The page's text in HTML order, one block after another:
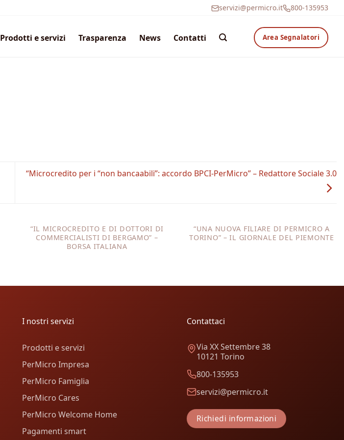
servizi@permicro.it 800-135953
Prodotti e servizi Trasparenza News Contatti Area Segnalatori
“Microcredito per i “non bancaabili”: accordo BPCI-PerMicro” – Redattore Sociale 3.0
“IL MICROCREDITO E DI DOTTORI DI
COMMERCIALISTI DI BERGAMO” –
BORSA ITALIANA
“UNA NUOVA FILIARE DI PERMICRO A
TORINO” – IL GIORNALE DEL PIEMONTE
I nostri servizi
Prodotti e servizi
PerMicro Impresa
PerMicro Famiglia
PerMicro Cares
PerMicro Welcome Home
Pagamenti smart
Contattaci
Via XX Settembre 38
10121 Torino
800-135953
servizi@permicro.it
Richiedi informazioni